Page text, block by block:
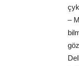
–